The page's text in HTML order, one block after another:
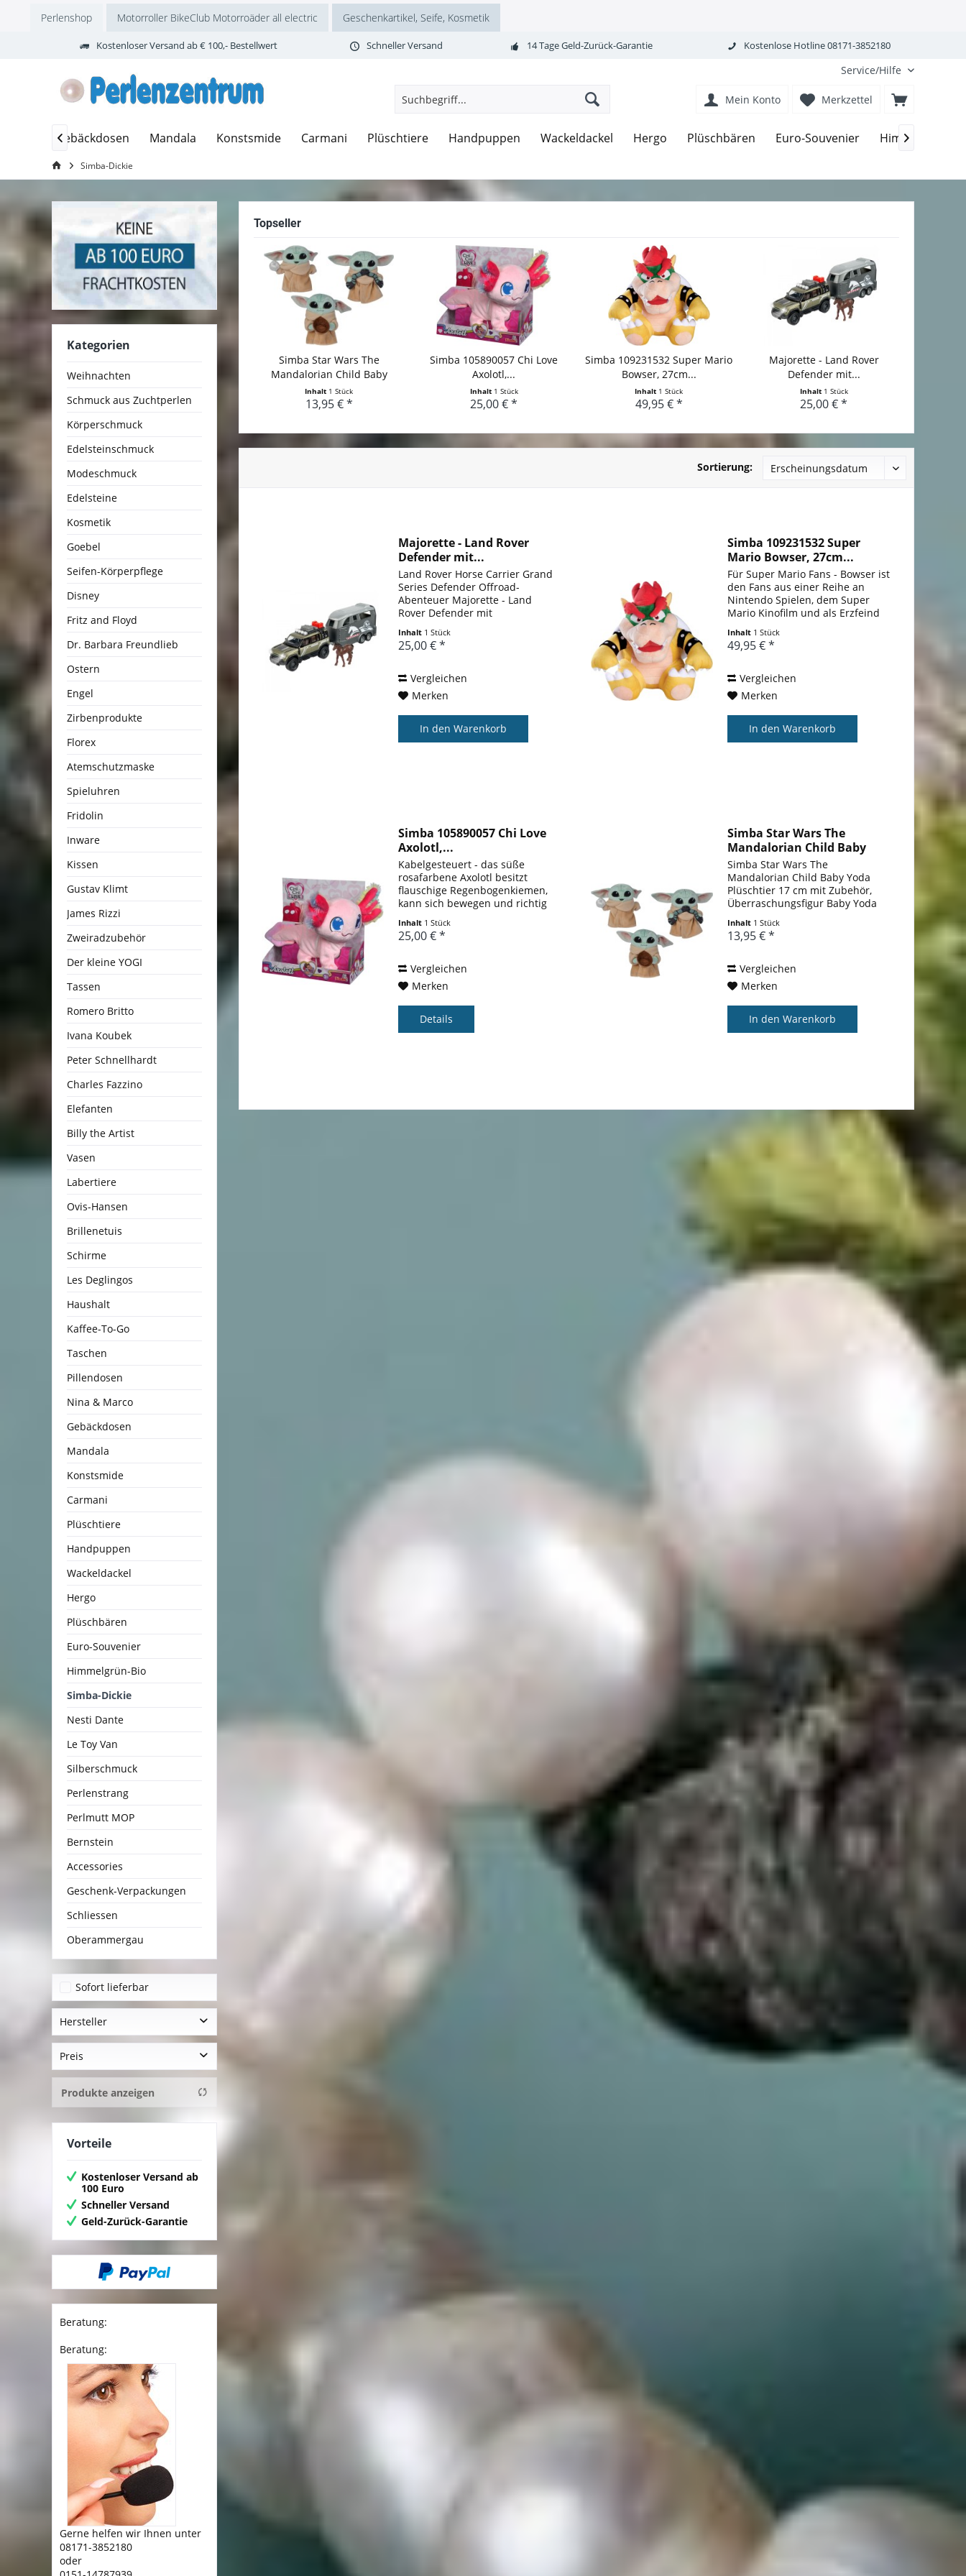
Perlenshop Motorroller BikeClub Motorroäder all electric Geschenkartikel, Seife, Kosmetik
Kostenloser Versand ab € 100,- Bestellwert Schneller Versand 14 Tage Geld-Zurück-Garantie Kostenlose Hotline 08171-3852180
Service/Hilfe
Merkzettel
Mein Konto
Gebäckdosen Mandala Konstsmide Carmani Plüschtiere Handpuppen Wackeldackel Hergo Plüschbären Euro-Souvenier Himmelgrün-
 
Simba-Dickie
Kategorien
Weihnachten
Schmuck aus Zuchtperlen
Körperschmuck
Edelsteinschmuck
Modeschmuck
Edelsteine
Kosmetik
Goebel
Seifen-Körperpflege
Disney
Fritz and Floyd
Dr. Barbara Freundlieb
Ostern
Engel
Zirbenprodukte
Florex
Atemschutzmaske
Spieluhren
Fridolin
Inware
Kissen
Gustav Klimt
James Rizzi
Zweiradzubehör
Der kleine YOGI
Tassen
Romero Britto
Ivana Koubek
Peter Schnellhardt
Charles Fazzino
Elefanten
Billy the Artist
Vasen
Labertiere
Ovis-Hansen
Brillenetuis
Schirme
Les Deglingos
Haushalt
Kaffee-To-Go
Taschen
Pillendosen
Nina & Marco
Gebäckdosen
Mandala
Konstsmide
Carmani
Plüschtiere
Handpuppen
Wackeldackel
Hergo
Plüschbären
Euro-Souvenier
Himmelgrün-Bio
Simba-Dickie
Nesti Dante
Le Toy Van
Silberschmuck
Perlenstrang
Perlmutt MOP
Bernstein
Accessories
Geschenk-Verpackungen
Schliessen
Oberammergau
Sofort lieferbar
Hersteller
Simba-Dickie
Preis
13,95 €bis
Produkte anzeigen
Vorteile
Kostenloser Versand ab
100 Euro
Schneller Versand
Geld-Zurück-Garantie
Beratung:
Beratung:
Gerne helfen wir Ihnen unter
08171-3852180
oder
Topseller
Simba Star Wars The
Mandalorian Child Baby
Yoda...
Inhalt 1 Stück
13,95 € *
Simba 105890057 Chi Love
Axolotl,...
Inhalt 1 Stück
25,00 € *
Simba 109231532 Super Mario
Bowser, 27cm...
Inhalt 1 Stück
49,95 € *
Majorette - Land Rover
Defender mit...
Inhalt 1 Stück
25,00 € *
Sortierung:
Majorette - Land Rover
Defender mit...
Land Rover Horse Carrier Grand
Series Defender Offroad-
Abenteuer Majorette - Land
Rover Defender mit
Modellgespann mit
Spielzeugpferd, Licht, Sound,
und Kinder ab 3 Jahren...
Inhalt 1 Stück
25,00 € *
Vergleichen
Merken
In den Warenkorb
Simba 109231532 Super
Mario Bowser, 27cm...
Für Super Mario Fans - Bowser ist
den Fans aus einer Reihe an
Nintendo Spielen, dem Super
Mario Kinofilm und als Erzfeind
Plüschfigur - Bowser besticht mit
seinem typischen grimmigen
Inhalt 1 Stück
49,95 € *
Vergleichen
Merken
In den Warenkorb
Simba 105890057 Chi Love
Axolotl,...
Kabelgesteuert - das süße
rosafarbene Axolotl besitzt
flauschige Regenbogenkiemen,
kann sich bewegen und richtig
am Axolotl verbunden und kann
leicht gesteuert werden
süßen...
Inhalt 1 Stück
25,00 € *
Vergleichen
Merken
Details
Simba Star Wars The
Mandalorian Child Baby
Yoda...
Simba Star Wars The
Mandalorian Child Baby Yoda
Plüschtier 17 cm mit Zubehör,
Überraschungsfigur Baby Yoda
und Mädchen seit den ersten
Lebensmonaten, eine exakte
Charakters, der...
Inhalt 1 Stück
13,95 € *
Vergleichen
Merken
In den Warenkorb